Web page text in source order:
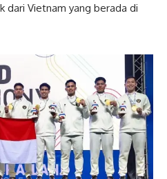
dari Vietnam yang berada di